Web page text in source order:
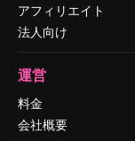
アフィリエイト
法人向け
運営
料金
会社概要